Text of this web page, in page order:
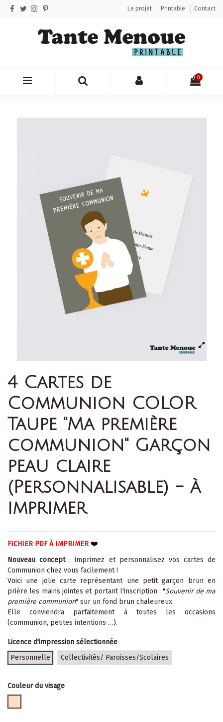
Le projet Printable Contact
0
4 Cartes de
Communion COLOR
Taupe "Ma première
communion" Garçon
peau claire
(Personnalisable) - à
imprimer
FICHIER PDF À IMPRIMER❤️
Nouveau concept: imprimez et personnalisez vos cartes de
Communion chez vous facilement !
Voici une jolie carte représentant une petit garçon brun en
prière les mains jointes et portant l'inscription : "Souvenir de ma
première communion" sur un fond brun chaleureux.
Elle conviendra parfaitement à toutes les occasions
(communion, petites intentions …).
Licence d'impression sélectionnée
Personnelle
Collectivités/ Paroisses/Scolaires
Couleur du visage